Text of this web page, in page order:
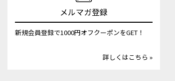
メルマガ登録
新規会員登録で1000円オフクーポンをGET！
詳しくはこちら »